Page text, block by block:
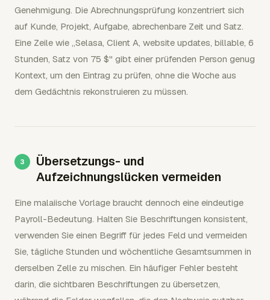
Genehmigung. Die Abrechnungsprüfung konzentriert sich
auf Kunde, Projekt, Aufgabe, abrechenbare Zeit und Satz.
Eine Zeile wie „Selasa, Client A, website updates, billable, 6
Stunden, Satz von 75 $" gibt einer prüfenden Person genug
Kontext, um den Eintrag zu prüfen, ohne die Woche aus
dem Gedächtnis rekonstruieren zu müssen.
Übersetzungs- und
Aufzeichnungslücken vermeiden
Eine malaiische Vorlage braucht dennoch eine eindeutige
Payroll-Bedeutung. Halten Sie Beschriftungen konsistent,
verwenden Sie einen Begriff für jedes Feld und vermeiden
Sie, tägliche Stunden und wöchentliche Gesamtsummen in
derselben Zelle zu mischen. Ein häufiger Fehler besteht
darin, die sichtbaren Beschriftungen zu übersetzen,